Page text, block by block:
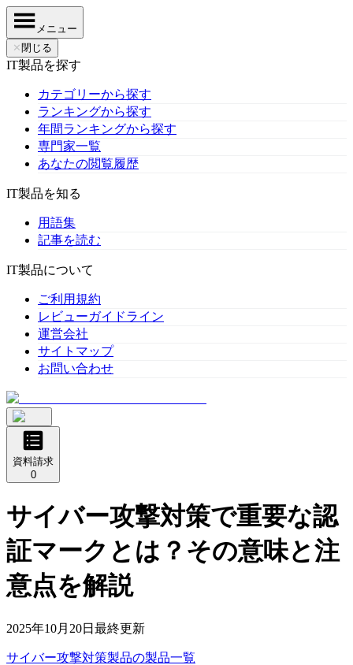
メニュー
✕ 閉じる
IT製品を探す
カテゴリーから探す
ランキングから探す
年間ランキングから探す
専門家一覧
あなたの閲覧履歴
IT製品を知る
用語集
記事を読む
IT製品について
ご利用規約
レビューガイドライン
運営会社
サイトマップ
お問い合わせ
資料請求
0
サイバー攻撃対策で重要な認
証マークとは？その意味と注
意点を解説
2025年10月20日 最終更新
サイバー攻撃対策製品の製品一覧